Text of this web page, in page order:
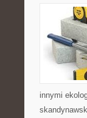
innymi